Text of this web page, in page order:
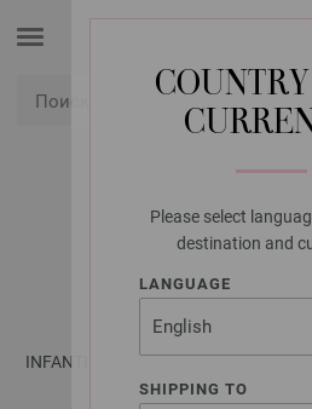
Please select
destination and
LANGUAGE
SHIPPING TO
LANA
ПЛАТЬЕ
INFANTI No. 21 - Журнал на
языке |